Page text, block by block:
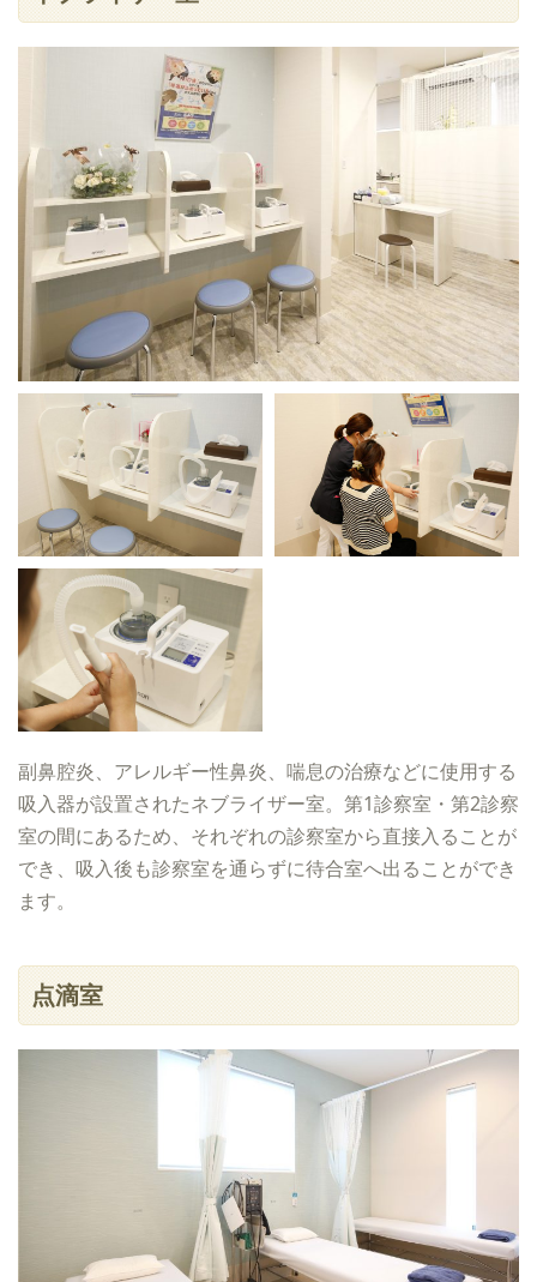
副鼻腔炎、アレルギー性鼻炎、喘息の治療などに使用する
吸入器が設置されたネブライザー室。第1診察室・第2診察
室の間にあるため、それぞれの診察室から直接入ることが
でき、吸入後も診察室を通らずに待合室へ出ることができ
ます。
点滴室